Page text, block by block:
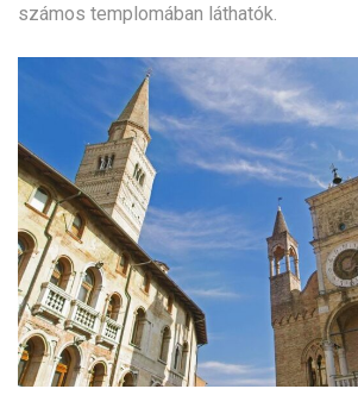
számos templomában láthatók.